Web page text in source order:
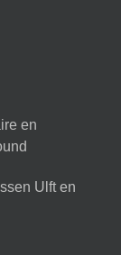
en
Ulft en